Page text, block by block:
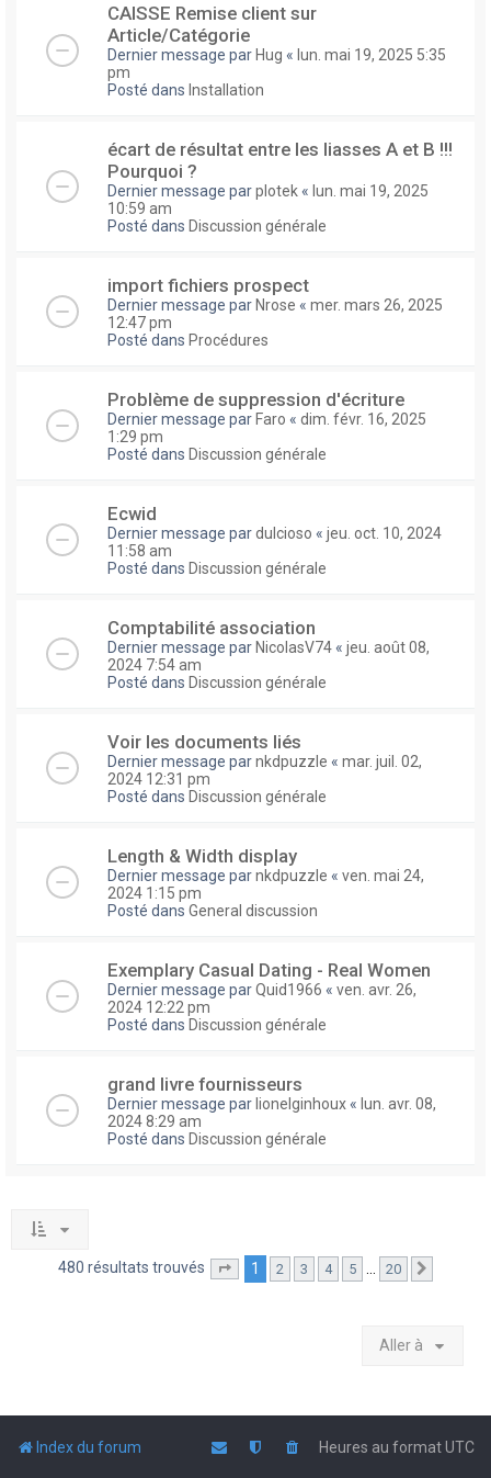
CAISSE Remise client sur
Article/Catégorie
Dernier message par Hug « lun. mai 19, 2025 5:35
pm
Posté dans Installation
écart de résultat entre les liasses A et B !!!
Pourquoi ?
Dernier message parplotek « lun. mai 19, 2025
10:59 am
Posté dans Discussion générale
import fichiers prospect
Dernier message par Nrose « mer. mars 26, 2025
12:47 pm
Posté dans Procédures
Problème de suppression d'écriture
Dernier message par Faro « dim. févr. 16, 2025
1:29 pm
Posté dans Discussion générale
Ecwid
Dernier message pardulcioso « jeu. oct. 10, 2024
11:58 am
Posté dans Discussion générale
Comptabilité association
Dernier message par NicolasV74 « jeu. août 08,
2024 7:54 am
Posté dans Discussion générale
Voir les documents liés
Dernier message parnkdpuzzle « mar. juil. 02,
2024 12:31 pm
Posté dans Discussion générale
Length & Width display
Dernier message parnkdpuzzle « ven. mai 24,
2024 1:15 pm
Posté dans General discussion
Exemplary Сasual Dating - Real Women
Dernier message parQuid1966 « ven. avr. 26,
2024 12:22 pm
Posté dans Discussion générale
grand livre fournisseurs
Dernier message par lionelginhoux « lun. avr. 08,
2024 8:29 am
Posté dans Discussion générale
480 résultats trouvés Page sur20
1 2 3 4 5 … 20
Aller à
Index du forum Heures au formatUTC